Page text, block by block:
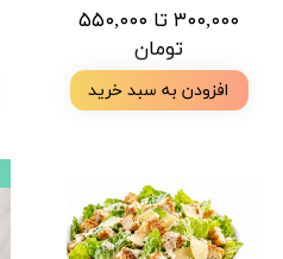
۳۰۰,۰۰۰ تا ۵۵۰,۰۰۰
تومان
افزودن به سبد خرید